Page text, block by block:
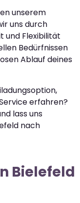
unserem
uns durch
und Flexibilität
Bedürfnissen
Ablauf deines
erfahren?
lass uns
nach
Bielefeld